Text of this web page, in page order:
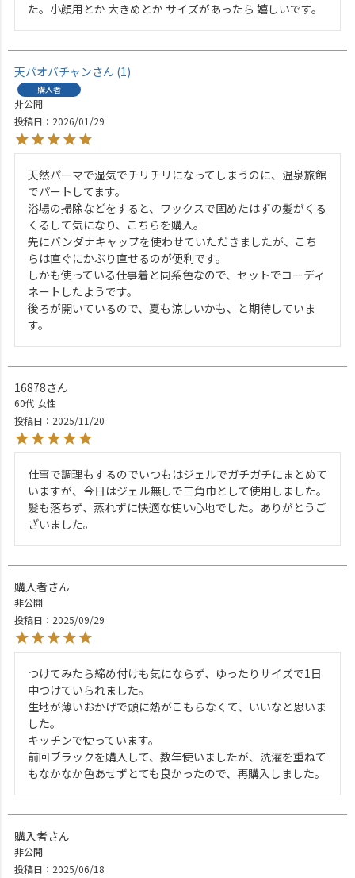
た。小顔用とか 大きめとか サイズがあったら 嬉しいです。
天パオバチャン 1
購入者
非公開
投稿日
2026/01/29
天然パーマで湿気でチリチリになってしまうのに、温泉旅館
でパートしてます。
浴場の掃除などをすると、ワックスで固めたはずの髪がくる
くるして気になり、こちらを購入。
先にバンダナキャップを使わせていただきましたが、こち
らは直ぐにかぶり直せるのが便利です。
しかも使っている仕事着と同系色なので、セットでコーディ
ネートしたようです。
後ろが開いているので、夏も涼しいかも、と期待していま
す。
16878
60代 女性
投稿日
2025/11/20
仕事で調理もするのでいつもはジェルでガチガチにまとめて
いますが、今日はジェル無しで三角巾として使用しました。
髪も落ちず、蒸れずに快適な使い心地でした。ありがとうご
ざいました。
購入者
非公開
投稿日
2025/09/29
つけてみたら締め付けも気にならず、ゆったりサイズで1日
中つけていられました。
生地が薄いおかげで頭に熱がこもらなくて、いいなと思いま
した。
キッチンで使っています。
前回ブラックを購入して、数年使いましたが、洗濯を重ねて
もなかなか色あせずとても良かったので、再購入しました。
購入者
非公開
投稿日
2025/06/18